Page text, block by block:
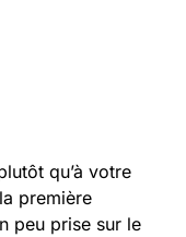
qu’à votre
première
peu prise sur le